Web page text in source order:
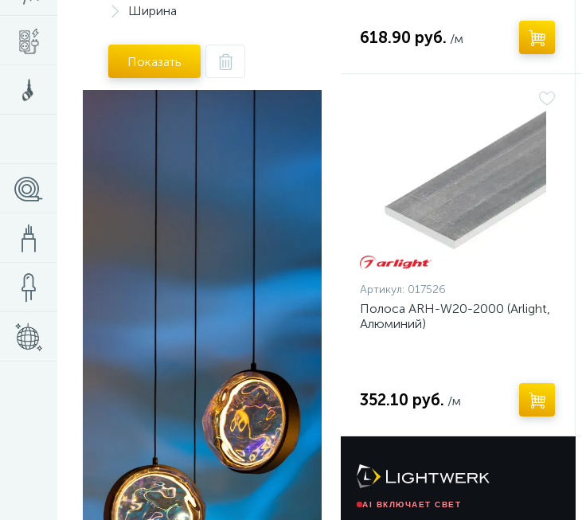
Ширина
Показать
618.90 руб. /м
Артикул: 017526
Полоса ARH-W20-2000 (Arlight,
Алюминий)
352.10 руб. /м
AI ВКЛЮЧАЕТ СВЕТ